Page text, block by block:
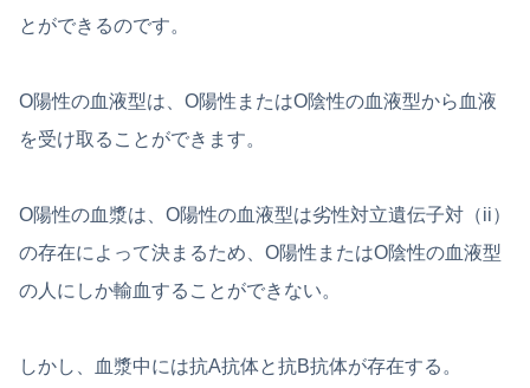
とができるのです。
O陽性の血液型は、O陽性またはO陰性の血液型から血液
を受け取ることができます。
O陽性の血漿は、O陽性の血液型は劣性対立遺伝子対（ii）
の存在によって決まるため、O陽性またはO陰性の血液型
の人にしか輸血することができない。
しかし、血漿中には抗A抗体と抗B抗体が存在する。